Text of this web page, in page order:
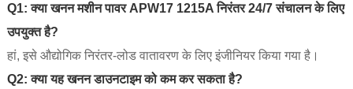
Q1: क्या खनन मशीन पावर APW17 1215A निरंतर 24/7 संचालन के लिए
उपयुक्त है?
हां, इसे औद्योगिक निरंतर-लोड वातावरण के लिए इंजीनियर किया गया है।
Q2: क्या यह खनन डाउनटाइम को कम कर सकता है?